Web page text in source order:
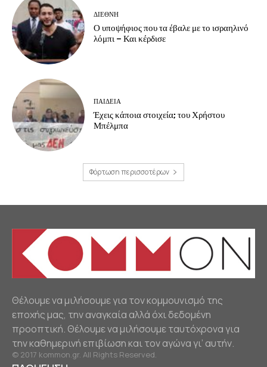
ΔΙΕΘΝΗ
Ο υποψήφιος που τα έβαλε με το ισραηλινό
λόμπι – Και κέρδισε
ΠΑΙΔΕΙΑ
Έχεις κάποια στοιχεία; του Χρήστου
Μπέλμπα
Φόρτωση περισσοτέρων
Θέλουμε να μιλήσουμε για τον κομμουνισμό της
εποχής μας, την αναγκαία αλλά όχι δεδομένη
προοπτική. Θέλουμε να μιλήσουμε ταυτόχρονα για
την καθημερινή επιβίωση και τον αγώνα γι’ αυτήν.
© 2017 kommon.gr. All Rights Reserved.